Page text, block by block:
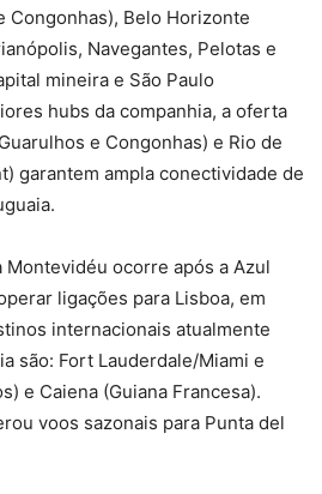
Congonhas), Belo Horizonte
Navegantes, Pelotas e
mineira e São Paulo
hubs da companhia, a oferta
e Congonhas) e Rio de
garantem ampla conectividade de
Montevidéu ocorre após a Azul
ligações para Lisboa, em
internacionais atualmente
são: Fort Lauderdale/Miami e
e Caiena (Guiana Francesa).
voos sazonais para Punta del